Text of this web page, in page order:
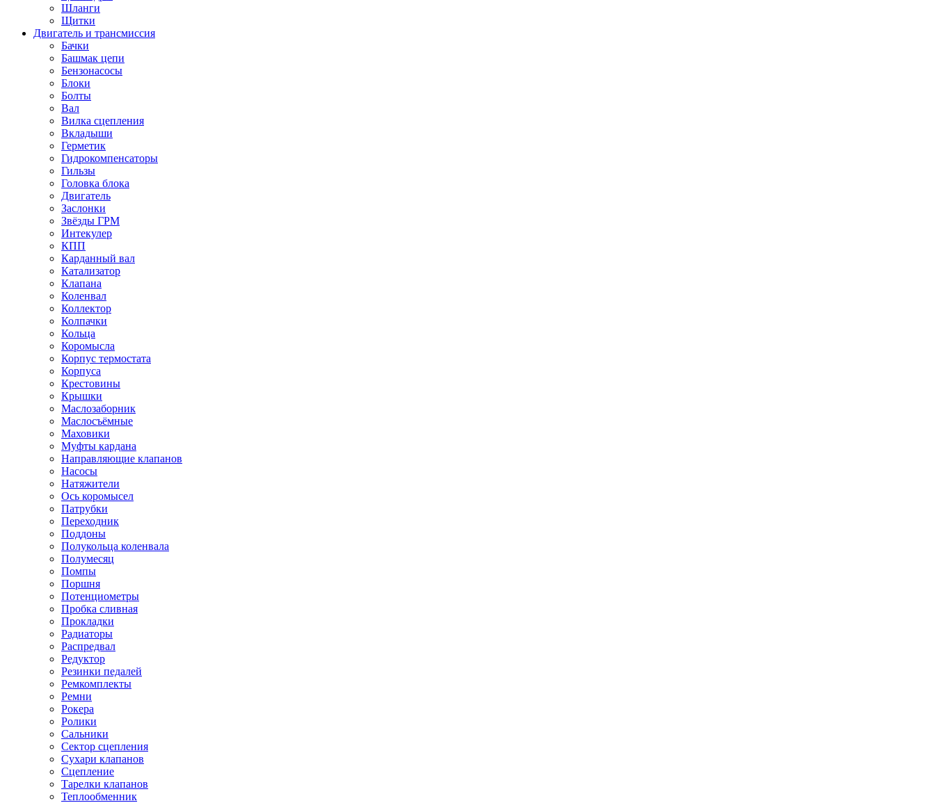
Шланги
Щитки
Двигатель и трансмиссия
Бачки
Башмак цепи
Бензонасосы
Блоки
Болты
Вал
Вилка сцепления
Вкладыши
Герметик
Гидрокомпенсаторы
Гильзы
Головка блока
Двигатель
Заслонки
Звёзды ГРМ
Интекулер
КПП
Карданный вал
Катализатор
Клапана
Коленвал
Коллектор
Колпачки
Кольца
Коромысла
Корпус термостата
Корпуса
Крестовины
Крышки
Маслозаборник
Маслосъёмные
Маховики
Муфты кардана
Направляющие клапанов
Насосы
Натяжители
Ось коромысел
Патрубки
Переходник
Поддоны
Полукольца коленвала
Полумесяц
Помпы
Поршня
Потенциометры
Пробка сливная
Прокладки
Радиаторы
Распредвал
Редуктор
Резинки педалей
Ремкомплекты
Ремни
Рокера
Ролики
Сальники
Сектор сцепления
Сухари клапанов
Сцепление
Тарелки клапанов
Теплообменник